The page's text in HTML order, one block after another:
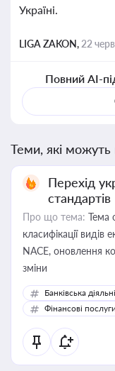
Україні.
LIGA ZAKON, 22
Повний AI-
Теми, які можуть
Перехід
Про що тема: Тема
класифікації видів
NACE, оновлення
зміни
Банківська
Фінансові послуги